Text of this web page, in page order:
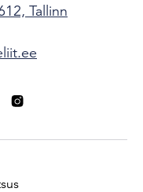
Tallinn